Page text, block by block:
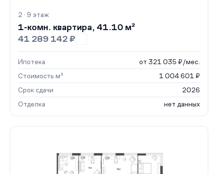
2 · 9 этаж
1-комн. квартира, 41.10 м²
41 289 142 ₽
Ипотека
от 321 035 ₽/мес.
Стоимость м²
1 004 601 ₽
Срок сдачи
2026
Отделка
нет данных